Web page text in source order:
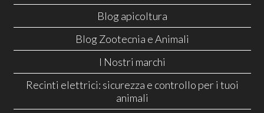
Blog apicoltura
Blog Zootecnia e Animali
I Nostri marchi
Recinti elettrici: sicurezza e controllo per i tuoi
animali